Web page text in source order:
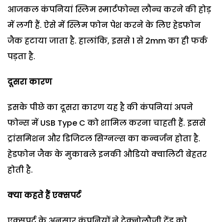
आजकल कंपनियां स्लिम स्मार्टफोन्स लौन्च करने की होड़
में लगी हैं. ऐसे में स्लिम फोन पेश करने के लिए हेडफोन
जैक हटाया जाता है. हालांकि, इससे 1 से 2mm का ही फर्क
पड़ता है.
दूसरा कारण
इसके पीछे का दूसरा कारण यह है की कंपनियां अपने
फोन्स में USB Type C को शामिल करना चाहती हैं. इससे
ट्रांसमिशन और डिजिटल सिग्नल्स का कन्वर्जन होता है.
हेडफोन जैक के मुकाबले इनकी औडियो क्वालिटी बेहतर
होती है.
क्या कहते हैं एक्सपर्ट